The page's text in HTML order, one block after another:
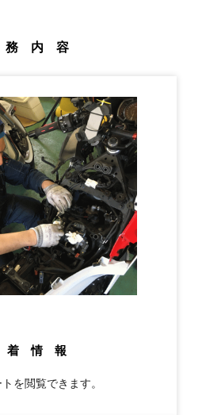
務 内 容
着 情 報
を閲覧できます。